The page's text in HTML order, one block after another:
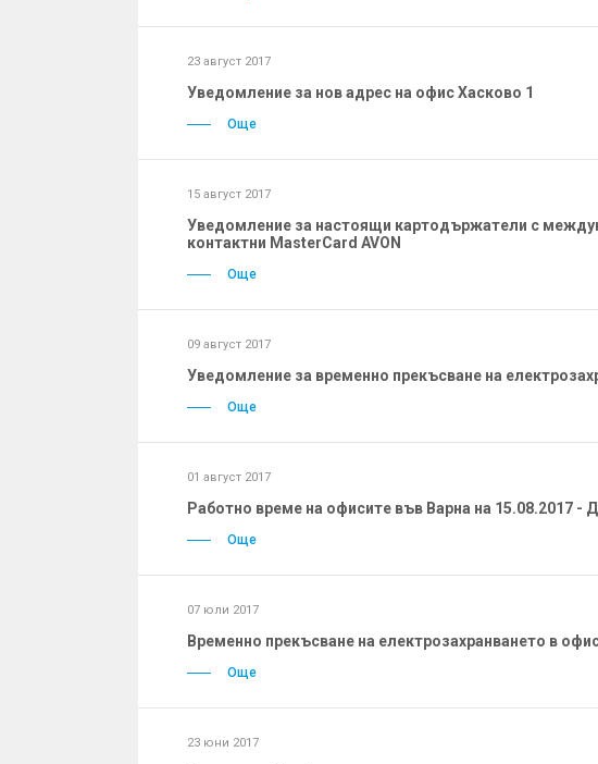
23 август 2017
Уведомление за нов адрес на офис Хасково 1
Още
15 август 2017
Уведомление за настоящи картодържатели с
контактни MasterCard AVON
Още
09 август 2017
Уведомление за временно прекъсване на
Още
01 август 2017
Работно време на офисите във Варна на 15.08.2017 -
Още
07 юли 2017
Временно прекъсване на електрозахранването в
Още
23 юни 2017